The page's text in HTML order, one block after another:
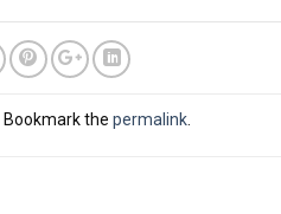
. Bookmark the permalink.